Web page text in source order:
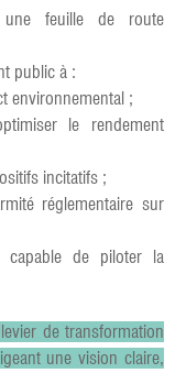
feuille de route
public à :
environnemental ;
le rendement
incitatifs ;
réglementaire sur
capable de piloter la
de transformation
une vision claire,